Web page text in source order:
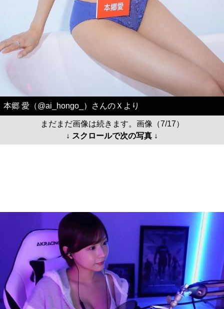
本郷 愛（@ai_hongo_）さんのＸより
まだまだ画像は続きます。画像（7/17）
↓ スクロールで次の写真 ↓